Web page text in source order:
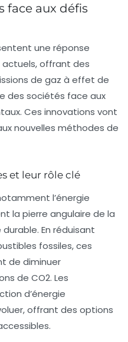
face aux défis
une réponse
offrant des
de gaz à effet de
des sociétés face aux
Ces innovations vont
nouvelles méthodes de
et leur rôle clé
l’énergie
la pierre angulaire de la
En réduisant
fossiles, ces
de diminuer
de CO2. Les
d’énergie
offrant des options